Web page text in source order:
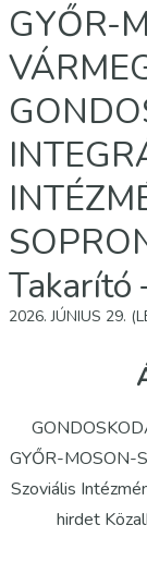
GYŐR-
Takarító
2026. JÚNIUS 29.
GYŐR-MOSON-
Szoviális
hirdet